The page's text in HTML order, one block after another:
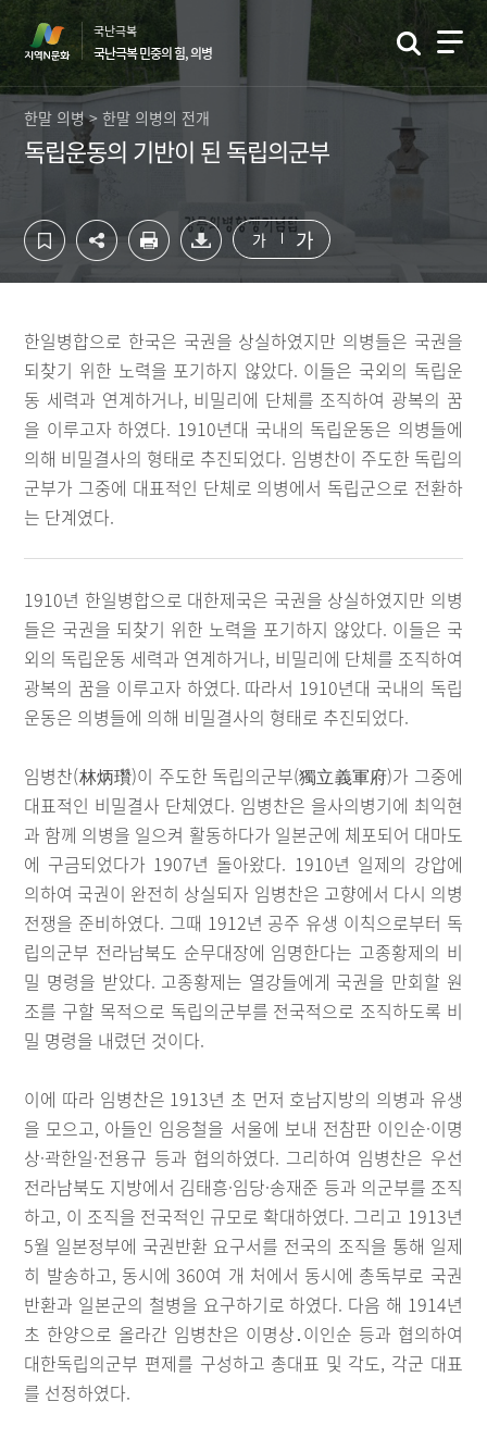
컨
츠
영
하
영
역
국난극복
국난극복 민중의 힘, 의병
한말 의병 > 한말 의병의 전개
독립운동의 기반이 된 독립의군부
가 가
한일병합으로 한국은 국권을 상실하였지만 의병들은 국권을
되찾기 위한 노력을 포기하지 않았다. 이들은 국외의 독립운
동 세력과 연계하거나, 비밀리에 단체를 조직하여 광복의 꿈
을 이루고자 하였다. 1910년대 국내의 독립운동은 의병들에
의해 비밀결사의 형태로 추진되었다. 임병찬이 주도한 독립의
군부가 그중에 대표적인 단체로 의병에서 독립군으로 전환하
는 단계였다.
1910년 한일병합으로 대한제국은 국권을 상실하였지만 의병
들은 국권을 되찾기 위한 노력을 포기하지 않았다. 이들은 국
외의 독립운동 세력과 연계하거나, 비밀리에 단체를 조직하여
광복의 꿈을 이루고자 하였다. 따라서 1910년대 국내의 독립
운동은 의병들에 의해 비밀결사의 형태로 추진되었다.
임병찬(林炳瓚)이 주도한 독립의군부(獨立義軍府)가 그중에
대표적인 비밀결사 단체였다. 임병찬은 을사의병기에 최익현
과 함께 의병을 일으켜 활동하다가 일본군에 체포되어 대마도
에 구금되었다가 1907년 돌아왔다. 1910년 일제의 강압에
의하여 국권이 완전히 상실되자 임병찬은 고향에서 다시 의병
전쟁을 준비하였다. 그때 1912년 공주 유생 이칙으로부터 독
립의군부 전라남북도 순무대장에 임명한다는 고종황제의 비
밀 명령을 받았다. 고종황제는 열강들에게 국권을 만회할 원
조를 구할 목적으로 독립의군부를 전국적으로 조직하도록 비
밀 명령을 내렸던 것이다.
이에 따라 임병찬은 1913년 초 먼저 호남지방의 의병과 유생
을 모으고, 아들인 임응철을 서울에 보내 전참판 이인순·이명
상·곽한일·전용규 등과 협의하였다. 그리하여 임병찬은 우선
전라남북도 지방에서 김태흥·임당·송재준 등과 의군부를 조직
하고, 이 조직을 전국적인 규모로 확대하였다. 그리고 1913년
5월 일본정부에 국권반환 요구서를 전국의 조직을 통해 일제
히 발송하고, 동시에 360여 개 처에서 동시에 총독부로 국권
반환과 일본군의 철병을 요구하기로 하였다. 다음 해 1914년
초 한양으로 올라간 임병찬은 이명상․이인순 등과 협의하여
대한독립의군부 편제를 구성하고 총대표 및 각도, 각군 대표
를 선정하였다.